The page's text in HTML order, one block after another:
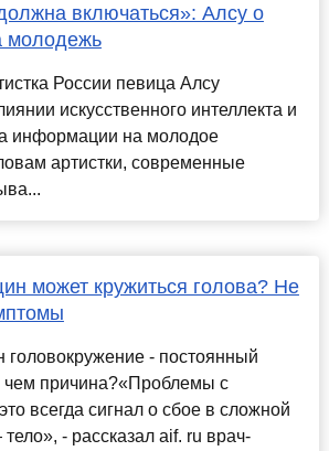
включаться»: Алсу о
молодежь
России певица Алсу
искусственного интеллекта и
информации на молодое
артистки, современные
может кружиться голова? Не
- постоянный
чем причина?«Проблемы с
всегда сигнал о сбое в сложной
- рассказал aif. ru врач-